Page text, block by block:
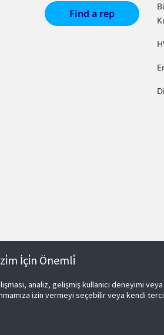
Find a rep
İçi̇n Önemli̇
analiz, gelişmiş kullanıcı deneyimi
izin vermeyi seçebilir veya kendi